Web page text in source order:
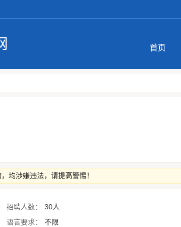
首页
均涉嫌违法，请提高警惕！
招聘人数：
30人
语言要求：
不限